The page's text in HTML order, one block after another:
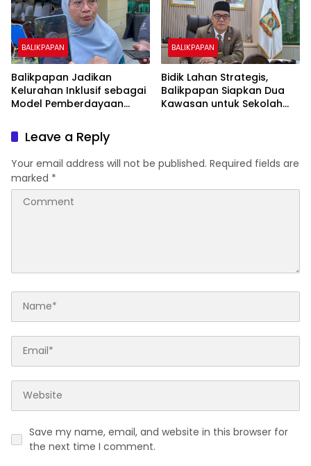
BALIKPAPAN
Balikpapan Jadikan
Kelurahan Inklusif sebagai
Model Pemberdayaan
BALIKPAPAN
Bidik Lahan Strategis,
Balikpapan Siapkan Dua
Kawasan untuk Sekolah
Leave a Reply
Your email address will not be published. Required fields are
marked *
Save my name, email, and website in this browser for
the next time I comment.